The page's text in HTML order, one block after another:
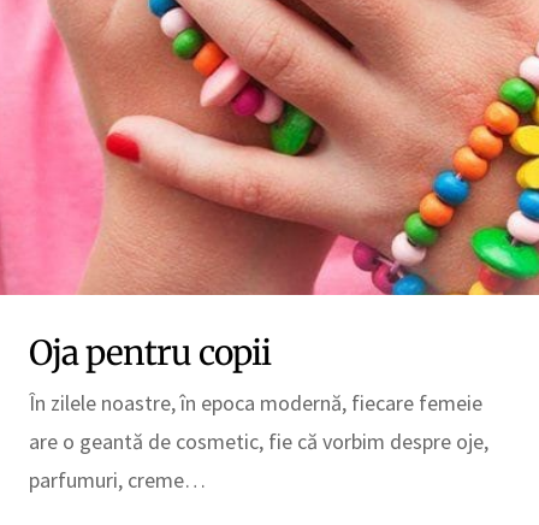
Oja pentru copii
În zilele noastre, în epoca modernă, fiecare femeie
are o geantă de cosmetic, fie că vorbim despre oje,
parfumuri, creme…